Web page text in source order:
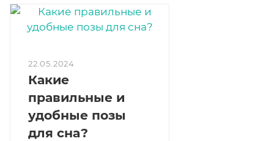
22.05.2024
Какие
правильные и
удобные позы
для сна?